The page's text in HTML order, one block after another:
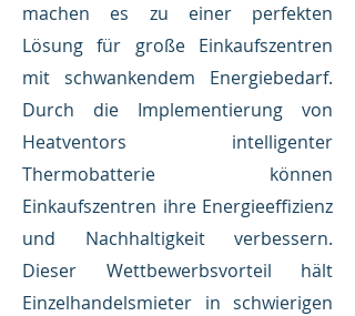
machen es zu einer perfekten
Lösung für große Einkaufszentren
mit schwankendem Energiebedarf.
Durch die Implementierung von
Heatventors intelligenter
Thermobatterie können
Einkaufszentren ihre Energieeffizienz
und Nachhaltigkeit verbessern.
Dieser Wettbewerbsvorteil hält
Einzelhandelsmieter in schwierigen